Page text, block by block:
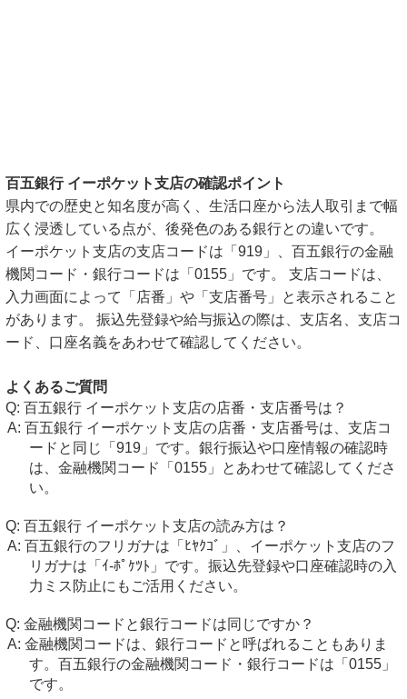
百五銀行 イーポケット支店の確認ポイント
県内での歴史と知名度が高く、生活口座から法人取引まで幅
広く浸透している点が、後発色のある銀行との違いです。
イーポケット支店の支店コードは「919」、百五銀行の金融
機関コード・銀行コードは「0155」です。 支店コードは、
入力画面によって「店番」や「支店番号」と表示されること
があります。 振込先登録や給与振込の際は、支店名、支店コ
ード、口座名義をあわせて確認してください。
よくあるご質問
百五銀行 イーポケット支店の店番・支店番号は？
百五銀行 イーポケット支店の店番・支店番号は、支店コ
ードと同じ「919」です。銀行振込や口座情報の確認時
は、金融機関コード「0155」とあわせて確認してくださ
い。
百五銀行 イーポケット支店の読み方は？
百五銀行のフリガナは「ﾋﾔｸｺﾞ」、イーポケット支店のフ
リガナは「ｲ-ﾎﾟｹﾂﾄ」です。振込先登録や口座確認時の入
力ミス防止にもご活用ください。
金融機関コードと銀行コードは同じですか？
金融機関コードは、銀行コードと呼ばれることもありま
す。百五銀行の金融機関コード・銀行コードは「0155」
です。